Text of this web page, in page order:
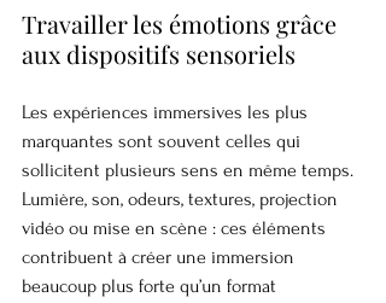
Travailler les émotions grâce
aux dispositifs sensoriels
Les expériences immersives les plus
marquantes sont souvent celles qui
sollicitent plusieurs sens en même temps.
Lumière, son, odeurs, textures, projection
vidéo ou mise en scène : ces éléments
contribuent à créer une immersion
beaucoup plus forte qu’un format